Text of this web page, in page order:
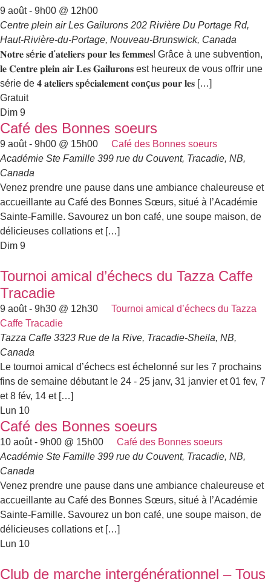
9 août - 9h00 @ 12h00
Centre plein air Les Gailurons 202 Rivière Du Portage Rd,
Haut-Rivière-du-Portage, Nouveau-Brunswick, Canada
𝐍𝐨𝐭𝐫𝐞 𝐬é𝐫𝐢𝐞 𝐝'𝐚𝐭𝐞𝐥𝐢𝐞𝐫𝐬 𝐩𝐨𝐮𝐫 𝐥𝐞𝐬 𝐟𝐞𝐦𝐦𝐞𝐬! Grâce à une subvention,
𝐥𝐞 𝐂𝐞𝐧𝐭𝐫𝐞 𝐩𝐥𝐞𝐢𝐧 𝐚𝐢𝐫 𝐋𝐞𝐬 𝐆𝐚𝐢𝐥𝐮𝐫𝐨𝐧𝐬 est heureux de vous offrir une
série de 𝟒 𝐚𝐭𝐞𝐥𝐢𝐞𝐫𝐬 𝐬𝐩é𝐜𝐢𝐚𝐥𝐞𝐦𝐞𝐧𝐭 𝐜𝐨𝐧ç𝐮𝐬 𝐩𝐨𝐮𝐫 𝐥𝐞𝐬 […]
Gratuit
Dim 9
Café des Bonnes soeurs
9 août - 9h00 @ 15h00
Café des Bonnes soeurs
Académie Ste Famille 399 rue du Couvent, Tracadie, NB,
Canada
Venez prendre une pause dans une ambiance chaleureuse et
accueillante au Café des Bonnes Sœurs, situé à l’Académie
Sainte-Famille. Savourez un bon café, une soupe maison, de
délicieuses collations et […]
Dim 9
Tournoi amical d’échecs du Tazza Caffe
Tracadie
9 août - 9h30 @ 12h30
Tournoi amical d’échecs du Tazza
Caffe Tracadie
Tazza Caffe 3323 Rue de la Rive, Tracadie-Sheila, NB,
Canada
Le tournoi amical d’échecs est échelonné sur les 7 prochains
fins de semaine débutant le 24 - 25 janv, 31 janvier et 01 fev, 7
et 8 fév, 14 et […]
Lun 10
Café des Bonnes soeurs
10 août - 9h00 @ 15h00
Café des Bonnes soeurs
Académie Ste Famille 399 rue du Couvent, Tracadie, NB,
Canada
Venez prendre une pause dans une ambiance chaleureuse et
accueillante au Café des Bonnes Sœurs, situé à l’Académie
Sainte-Famille. Savourez un bon café, une soupe maison, de
délicieuses collations et […]
Lun 10
Club de marche intergénérationnel – Tous